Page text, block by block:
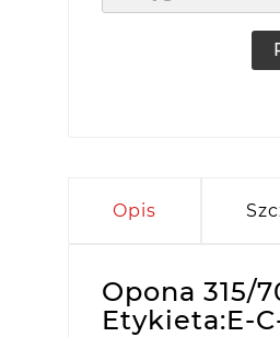
Opis
Opona 315/
Etykieta:E-